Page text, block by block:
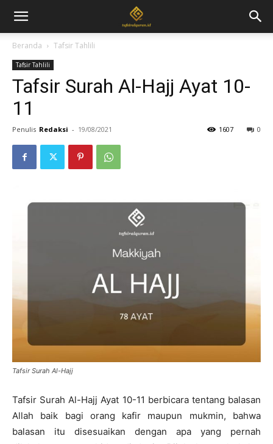
Beranda Tafsir Tahlili
Tafsir Tahlili
Tafsir Surah Al-Hajj Ayat 10-
11
Penulis Redaksi - 19/08/2021 0
1607
Tafsir Surah Al-Hajj
Tafsir Surah Al-Hajj Ayat 10-11 berbicara tentang balasan
Allah baik bagi orang kafir maupun mukmin, bahwa
balasan itu disesuaikan dengan apa yang pernah